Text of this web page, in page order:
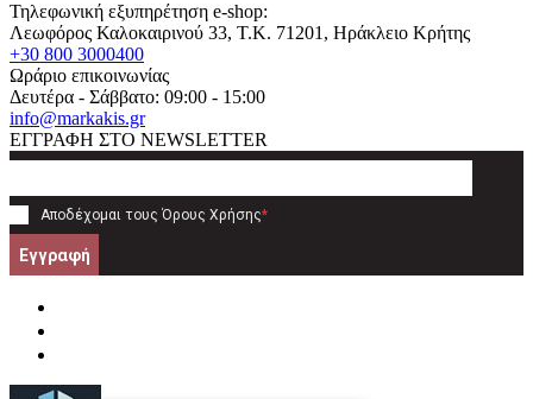
Τηλεφωνική εξυπηρέτηση e-shop:
Λεωφόρος Καλοκαιρινού 33, T.K. 71201, Ηράκλειο Κρήτης
+30 800 3000400
Ωράριο επικοινωνίας
Δευτέρα - Σάββατο: 09:00 - 15:00
info@markakis.gr
ΕΓΓΡΑΦΗ ΣΤΟ NEWSLETTER
Αποδέχομαι τους Όρους Χρήσης*
Εγγραφή